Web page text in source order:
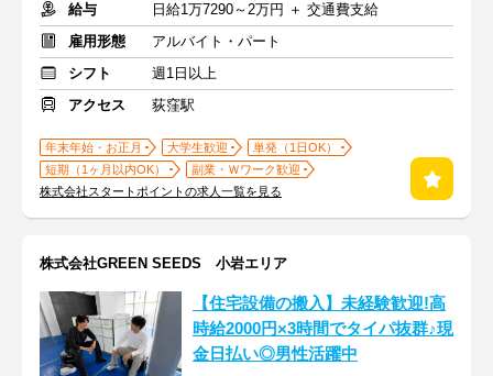
給与
日給1万7290～2万円 ＋ 交通費支給
雇用形態
アルバイト・パート
シフト
週1日以上
アクセス
荻窪駅
年末年始・お正月 大学生歓迎
単発（1日OK）
短期（1ヶ月以内OK）
副業・Ｗワーク歓迎
株式会社スタートポイントの求人一覧を見る
株式会社GREEN SEEDS 小岩エリア
【住宅設備の搬入】未経験歓迎!高
時給2000円×3時間でタイパ抜群♪現
金日払い◎男性活躍中